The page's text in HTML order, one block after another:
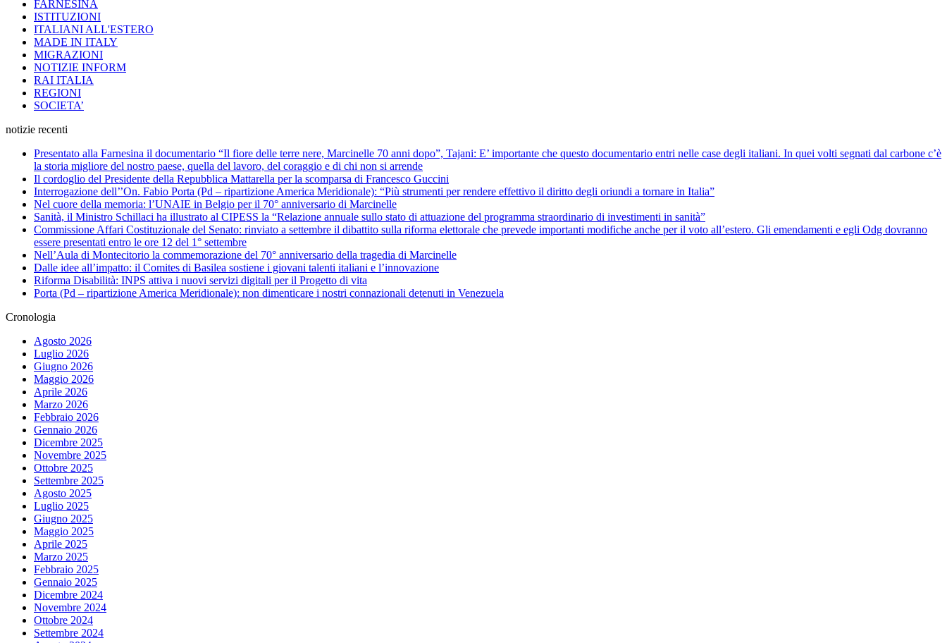
FARNESINA
ISTITUZIONI
ITALIANI ALL'ESTERO
MADE IN ITALY
MIGRAZIONI
NOTIZIE INFORM
RAI ITALIA
REGIONI
SOCIETA’
notizie recenti
Presentato alla Farnesina il documentario “Il fiore delle terre nere, Marcinelle 70 anni dopo”, Tajani: E’ importante che questo documentario entri nelle case degli italiani. In quei volti segnati dal carbone c’è
la storia migliore del nostro paese, quella del lavoro, del coraggio e di chi non si arrende
Il cordoglio del Presidente della Repubblica Mattarella per la scomparsa di Francesco Guccini
Interrogazione dell’’On. Fabio Porta (Pd – ripartizione America Meridionale): “Più strumenti per rendere effettivo il diritto degli oriundi a tornare in Italia”
Nel cuore della memoria: l’UNAIE in Belgio per il 70° anniversario di Marcinelle
Sanità, il Ministro Schillaci ha illustrato al CIPESS la “Relazione annuale sullo stato di attuazione del programma straordinario di investimenti in sanità”
Commissione Affari Costituzionale del Senato: rinviato a settembre il dibattito sulla riforma elettorale che prevede importanti modifiche anche per il voto all’estero. Gli emendamenti e egli Odg dovranno
essere presentati entro le ore 12 del 1° settembre
Nell’Aula di Montecitorio la commemorazione del 70° anniversario della tragedia di Marcinelle
Dalle idee all’impatto: il Comites di Basilea sostiene i giovani talenti italiani e l’innovazione
Riforma Disabilità: INPS attiva i nuovi servizi digitali per il Progetto di vita
Porta (Pd – ripartizione America Meridionale): non dimenticare i nostri connazionali detenuti in Venezuela
Cronologia
Agosto 2026
Luglio 2026
Giugno 2026
Maggio 2026
Aprile 2026
Marzo 2026
Febbraio 2026
Gennaio 2026
Dicembre 2025
Novembre 2025
Ottobre 2025
Settembre 2025
Agosto 2025
Luglio 2025
Giugno 2025
Maggio 2025
Aprile 2025
Marzo 2025
Febbraio 2025
Gennaio 2025
Dicembre 2024
Novembre 2024
Ottobre 2024
Settembre 2024